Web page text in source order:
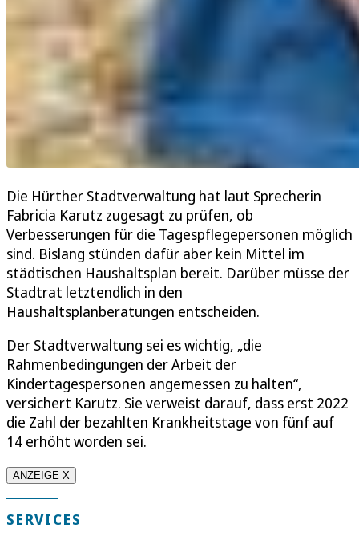
Die Hürther Stadtverwaltung hat laut Sprecherin
Fabricia Karutz zugesagt zu prüfen, ob
Verbesserungen für die Tagespflegepersonen möglich
sind. Bislang stünden dafür aber kein Mittel im
städtischen Haushaltsplan bereit. Darüber müsse der
Stadtrat letztendlich in den
Haushaltsplanberatungen entscheiden.
Der Stadtverwaltung sei es wichtig, „die
Rahmenbedingungen der Arbeit der
Kindertagespersonen angemessen zu halten“,
versichert Karutz. Sie verweist darauf, dass erst 2022
die Zahl der bezahlten Krankheitstage von fünf auf
14 erhöht worden sei.
ANZEIGE X
SERVICES